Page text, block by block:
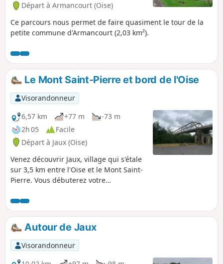
Départ à Armancourt (Oise)
Ce parcours nous permet de faire quasiment le tour de la
petite commune d'Armancourt (2,03 km²).
Le Mont Saint-Pierre et bord de l'Oise
Visorandonneur
6,57 km
+77 m
-73 m
2h 05
Facile
Départ à Jaux (Oise)
Venez découvrir Jaux, village qui s'étale
sur 3,5 km entre l'Oise et le Mont Saint-
Pierre. Vous débuterez votre
qui se rétrécit parfois. Après avoir
traversé la ligne de chemin de fer et la
D13, vous prendrez les petits chemins
en passant derrière les maisons qui
vous conduiront sur les hauteurs du
Mont Saint-Pierre. Chemin faisant, vous
Autour de Jaux
Visorandonneur